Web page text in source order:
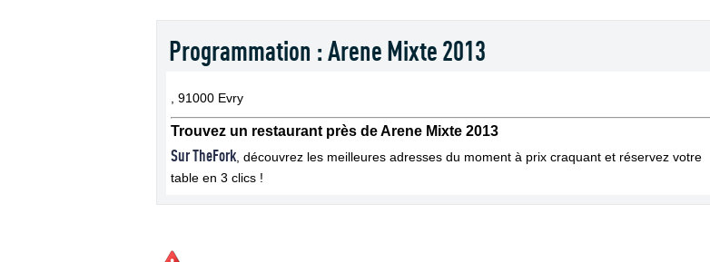
Programmation : Arene Mixte 2013
, 91000 Evry
Trouvez un restaurant près de Arene Mixte 2013
Sur TheFork , découvrez les meilleures adresses du moment à prix craquant et réservez votre
table en 3 clics !